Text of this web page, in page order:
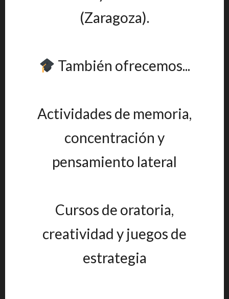
(Zaragoza).
También ofrecemos...
Actividades de memoria,
concentración y
pensamiento lateral
Cursos de oratoria,
creatividad y juegos de
estrategia